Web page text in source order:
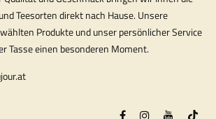
Teesorten direkt nach Hause. Unsere
Produkte und unser persönlicher Service
Tasse einen besonderen Moment.